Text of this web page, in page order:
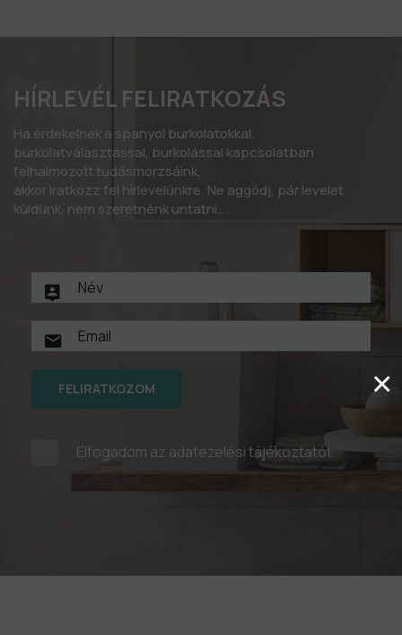
HÍRLEVÉL FELIRATKOZÁS
Ha érdekelnek a spanyol burkolatokkal,
burkolatválasztással, burkolással kapcsolatban
felhalmozott tudásmorzsáink,
akkor iratkozz fel hírlevelünkre. Ne aggódj, pár levelet
küldünk, nem szeretnénk untatni….
FELIRATKOZOM
Elfogadom az adatezelési tájékoztatót
×